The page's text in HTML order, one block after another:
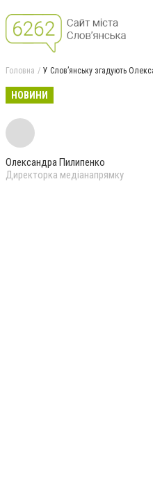
Головна У Слов’янську згадують
НОВИНИ
Олександра Пилипенко
Директорка медіанапрямку